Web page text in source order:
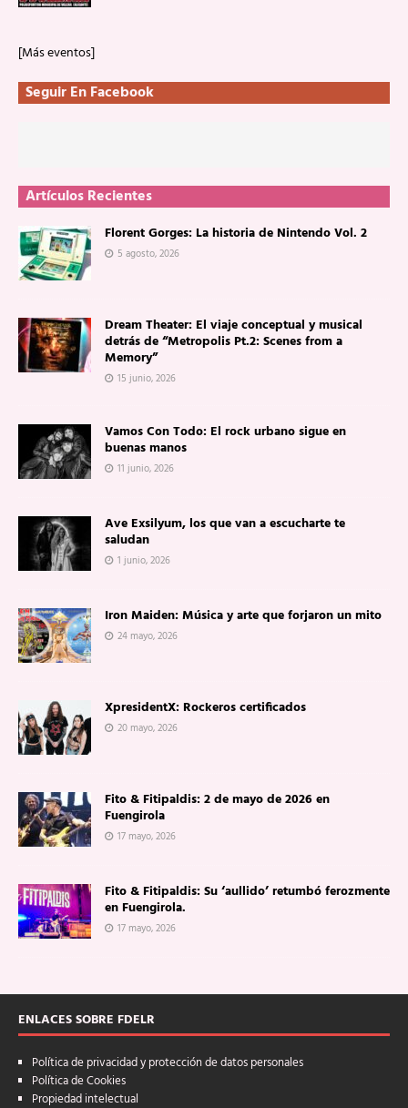
[Más eventos]
Seguir En Facebook
Artículos Recientes
Florent Gorges: La historia de Nintendo Vol. 2
5 agosto, 2026
Dream Theater: El viaje conceptual y musical
detrás de “Metropolis Pt.2: Scenes from a
Memory”
15 junio, 2026
Vamos Con Todo: El rock urbano sigue en
buenas manos
11 junio, 2026
Ave Exsilyum, los que van a escucharte te
saludan
1 junio, 2026
Iron Maiden: Música y arte que forjaron un mito
24 mayo, 2026
XpresidentX: Rockeros certificados
20 mayo, 2026
Fito & Fitipaldis: 2 de mayo de 2026 en
Fuengirola
17 mayo, 2026
Fito & Fitipaldis: Su ‘aullido’ retumbó ferozmente
en Fuengirola.
17 mayo, 2026
ENLACES SOBRE FDELR
Política de privacidad y protección de datos personales
Política de Cookies
Propiedad intelectual